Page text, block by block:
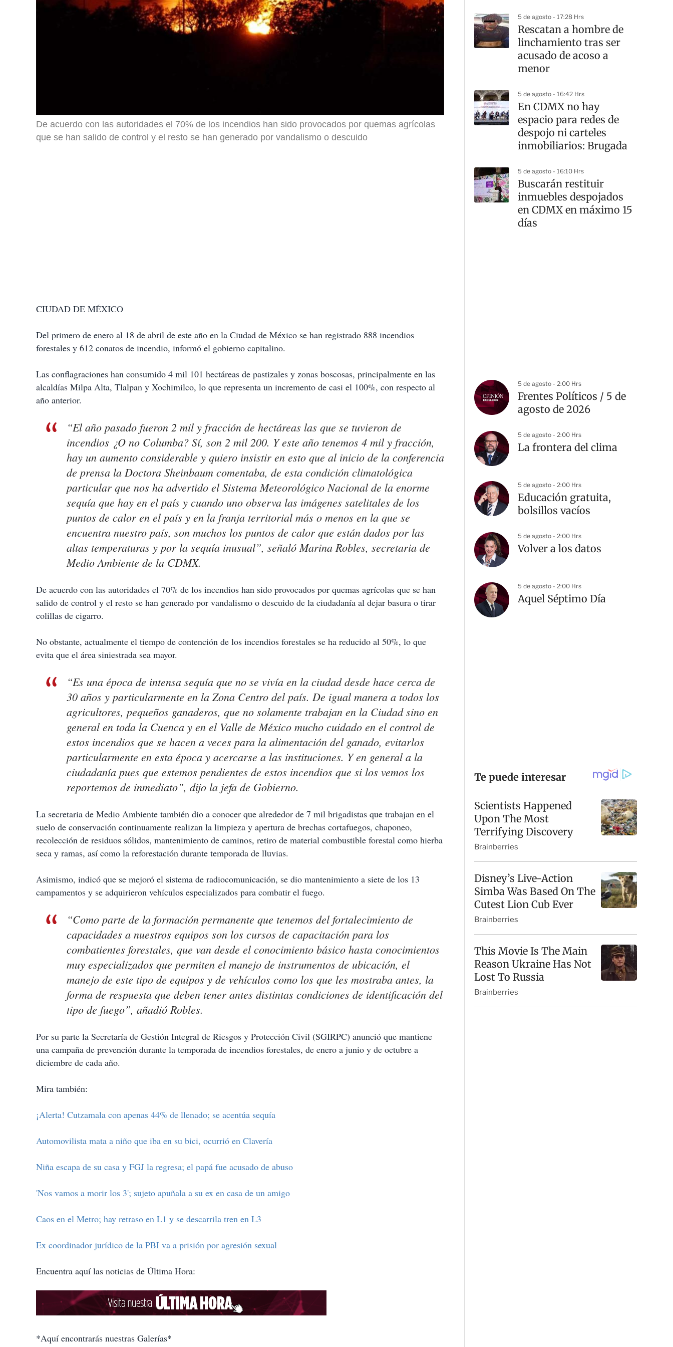
De acuerdo con las autoridades el 70% de los incendios han sido provocados por quemas agrícolas
que se han salido de control y el resto se han generado por vandalismo o descuido
CIUDAD DE MÉXICO
Del primero de enero al 18 de abril de este año en la Ciudad de México se han registrado 888 incendios
forestales y 612 conatos de incendio, informó el gobierno capitalino.
Las conflagraciones han consumido 4 mil 101 hectáreas de pastizales y zonas boscosas, principalmente en las
alcaldías Milpa Alta, Tlalpan y Xochimilco, lo que representa un incremento de casi el 100%, con respecto al
año anterior.
“El año pasado fueron 2 mil y fracción de hectáreas las que se tuvieron de
incendios ¿O no Columba? Sí, son 2 mil 200. Y este año tenemos 4 mil y fracción,
hay un aumento considerable y quiero insistir en esto que al inicio de la conferencia
de prensa la Doctora Sheinbaum comentaba, de esta condición climatológica
particular que nos ha advertido el Sistema Meteorológico Nacional de la enorme
sequía que hay en el país y cuando uno observa las imágenes satelitales de los
puntos de calor en el país y en la franja territorial más o menos en la que se
encuentra nuestro país, son muchos los puntos de calor que están dados por las
altas temperaturas y por la sequía inusual”, señaló Marina Robles, secretaria de
Medio Ambiente de la CDMX.
De acuerdo con las autoridades el 70% de los incendios han sido provocados por quemas agrícolas que se han
salido de control y el resto se han generado por vandalismo o descuido de la ciudadanía al dejar basura o tirar
colillas de cigarro.
No obstante, actualmente el tiempo de contención de los incendios forestales se ha reducido al 50%, lo que
evita que el área siniestrada sea mayor.
“Es una época de intensa sequía que no se vivía en la ciudad desde hace cerca de
30 años y particularmente en la Zona Centro del país. De igual manera a todos los
agricultores, pequeños ganaderos, que no solamente trabajan en la Ciudad sino en
general en toda la Cuenca y en el Valle de México mucho cuidado en el control de
estos incendios que se hacen a veces para la alimentación del ganado, evitarlos
particularmente en esta época y acercarse a las instituciones. Y en general a la
ciudadanía pues que estemos pendientes de estos incendios que si los vemos los
reportemos de inmediato”, dijo la jefa de Gobierno.
La secretaria de Medio Ambiente también dio a conocer que alrededor de 7 mil brigadistas que trabajan en el
suelo de conservación continuamente realizan la limpieza y apertura de brechas cortafuegos, chaponeo,
recolección de residuos sólidos, mantenimiento de caminos, retiro de material combustible forestal como hierba
seca y ramas, así como la reforestación durante temporada de lluvias.
Asimismo, indicó que se mejoró el sistema de radiocomunicación, se dio mantenimiento a siete de los 13
campamentos y se adquirieron vehículos especializados para combatir el fuego.
“Como parte de la formación permanente que tenemos del fortalecimiento de
capacidades a nuestros equipos son los cursos de capacitación para los
combatientes forestales, que van desde el conocimiento básico hasta conocimientos
muy especializados que permiten el manejo de instrumentos de ubicación, el
manejo de este tipo de equipos y de vehículos como los que les mostraba antes, la
forma de respuesta que deben tener antes distintas condiciones de identificación del
tipo de fuego”, añadió Robles.
Por su parte la Secretaría de Gestión Integral de Riesgos y Protección Civil (SGIRPC) anunció que mantiene
una campaña de prevención durante la temporada de incendios forestales, de enero a junio y de octubre a
diciembre de cada año.
Mira también:
¡Alerta! Cutzamala con apenas 44% de llenado; se acentúa sequía
Automovilista mata a niño que iba en su bici, ocurrió en Clavería
Niña escapa de su casa y FGJ la regresa; el papá fue acusado de abuso
'Nos vamos a morir los 3'; sujeto apuñala a su ex en casa de un amigo
Caos en el Metro; hay retraso en L1 y se descarrila tren en L3
Ex coordinador jurídico de la PBI va a prisión por agresión sexual
Encuentra aquí las noticias de Última Hora:
*Aquí encontrarás nuestras Galerías*
5 de agosto - 17:28 Hrs
Rescatan a hombre de
linchamiento tras ser
acusado de acoso a
menor
5 de agosto - 16:42 Hrs
En CDMX no hay
espacio para redes de
despojo ni carteles
inmobiliarios: Brugada
5 de agosto - 16:10 Hrs
Buscarán restituir
inmuebles despojados
en CDMX en máximo 15
días
5 de agosto - 2:00 Hrs
Frentes Políticos / 5 de
agosto de 2026
5 de agosto - 2:00 Hrs
La frontera del clima
5 de agosto - 2:00 Hrs
Educación gratuita,
bolsillos vacíos
5 de agosto - 2:00 Hrs
Volver a los datos
5 de agosto - 2:00 Hrs
Aquel Séptimo Día